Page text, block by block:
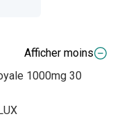
Afficher moins
1000mg 30